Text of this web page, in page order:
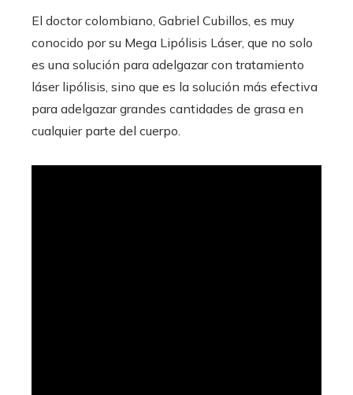
El doctor colombiano, Gabriel Cubillos, es muy
conocido por su Mega Lipólisis Láser, que no solo
es una solución para adelgazar con tratamiento
láser lipólisis, sino que es la solución más efectiva
para adelgazar grandes cantidades de grasa en
cualquier parte del cuerpo.